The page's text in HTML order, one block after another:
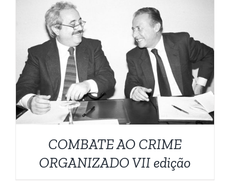
DETALHES
COMBATE AO CRIME
ORGANIZADO VII edição